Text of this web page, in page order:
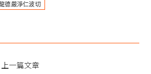
德嚴淨仁波切
上一篇文章